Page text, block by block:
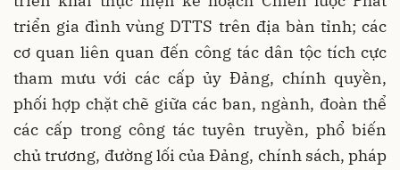
triển gia đình vùng DTTS trên địa bàn tỉnh; các
cơ quan liên quan đến công tác dân tộc tích cực
tham mưu với các cấp ủy Đảng, chính quyền,
phối hợp chặt chẽ giữa các ban, ngành, đoàn thể
các cấp trong công tác tuyên truyền, phổ biến
chủ trương, đường lối của Đảng, chính sách, pháp